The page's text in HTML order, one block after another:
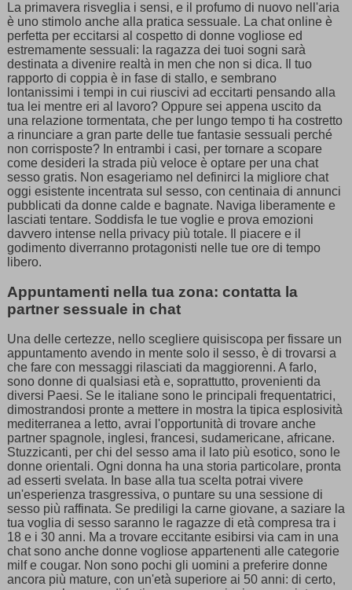
La primavera risveglia i sensi, e il profumo di nuovo nell'aria
è uno stimolo anche alla pratica sessuale. La chat online è
perfetta per eccitarsi al cospetto di donne vogliose ed
estremamente sessuali: la ragazza dei tuoi sogni sarà
destinata a divenire realtà in men che non si dica. Il tuo
rapporto di coppia è in fase di stallo, e sembrano
lontanissimi i tempi in cui riuscivi ad eccitarti pensando alla
tua lei mentre eri al lavoro? Oppure sei appena uscito da
una relazione tormentata, che per lungo tempo ti ha costretto
a rinunciare a gran parte delle tue fantasie sessuali perché
non corrisposte? In entrambi i casi, per tornare a scopare
come desideri la strada più veloce è optare per una chat
sesso gratis. Non esageriamo nel definirci la migliore chat
oggi esistente incentrata sul sesso, con centinaia di annunci
pubblicati da donne calde e bagnate. Naviga liberamente e
lasciati tentare. Soddisfa le tue voglie e prova emozioni
davvero intense nella privacy più totale. Il piacere e il
godimento diverranno protagonisti nelle tue ore di tempo
libero.
Appuntamenti nella tua zona: contatta la
partner sessuale in chat
Una delle certezze, nello scegliere quisiscopa per fissare un
appuntamento avendo in mente solo il sesso, è di trovarsi a
che fare con messaggi rilasciati da maggiorenni. A farlo,
sono donne di qualsiasi età e, soprattutto, provenienti da
diversi Paesi. Se le italiane sono le principali frequentatrici,
dimostrandosi pronte a mettere in mostra la tipica esplosività
mediterranea a letto, avrai l'opportunità di trovare anche
partner spagnole, inglesi, francesi, sudamericane, africane.
Stuzzicanti, per chi del sesso ama il lato più esotico, sono le
donne orientali. Ogni donna ha una storia particolare, pronta
ad esserti svelata. In base alla tua scelta potrai vivere
un'esperienza trasgressiva, o puntare su una sessione di
sesso più raffinata. Se prediligi la carne giovane, a saziare la
tua voglia di sesso saranno le ragazze di età compresa tra i
18 e i 30 anni. Ma a trovare eccitante esibirsi via cam in una
chat sono anche donne vogliose appartenenti alle categorie
milf e cougar. Non sono pochi gli uomini a preferire donne
ancora più mature, con un'età superiore ai 50 anni: di certo,